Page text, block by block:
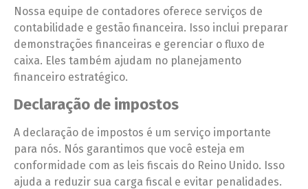
Nossa equipe de contadores oferece serviços de
contabilidade e gestão financeira. Isso inclui preparar
demonstrações financeiras e gerenciar o fluxo de
caixa. Eles também ajudam no planejamento
financeiro estratégico.
Declaração de impostos
A declaração de impostos é um serviço importante
para nós. Nós garantimos que você esteja em
conformidade com as leis fiscais do Reino Unido. Isso
ajuda a reduzir sua carga fiscal e evitar penalidades.